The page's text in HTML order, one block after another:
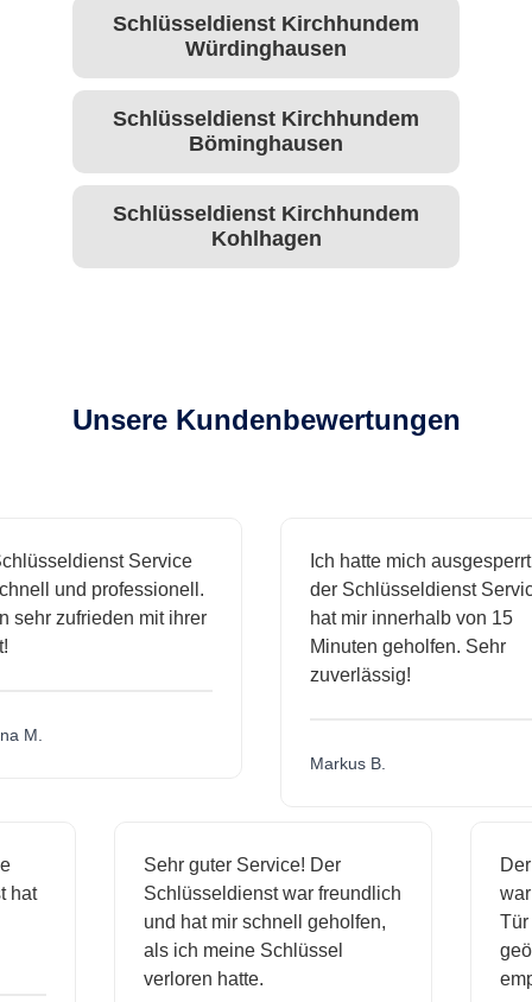
Schlüsseldienst Kirchhundem
Würdinghausen
Schlüsseldienst Kirchhundem
Böminghausen
Schlüsseldienst Kirchhundem
Kohlhagen
Unsere Kundenbewertungen
Service
und professionell.
zufrieden mit ihrer
Ich hatte mich ausgesperrt
der Schlüsseldienst Service
hat mir innerhalb von 15
Minuten geholfen. Sehr
zuverlässig!
Markus B.
hat
Sehr guter Service! Der
Schlüsseldienst war freundlich
und hat mir schnell geholfen,
als ich meine Schlüssel
verloren hatte.